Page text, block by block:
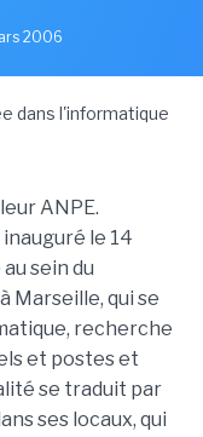
2006
ANPE.
le 14
sein du
Marseille, qui se
recherche
et postes et
se traduit par
ses locaux, qui